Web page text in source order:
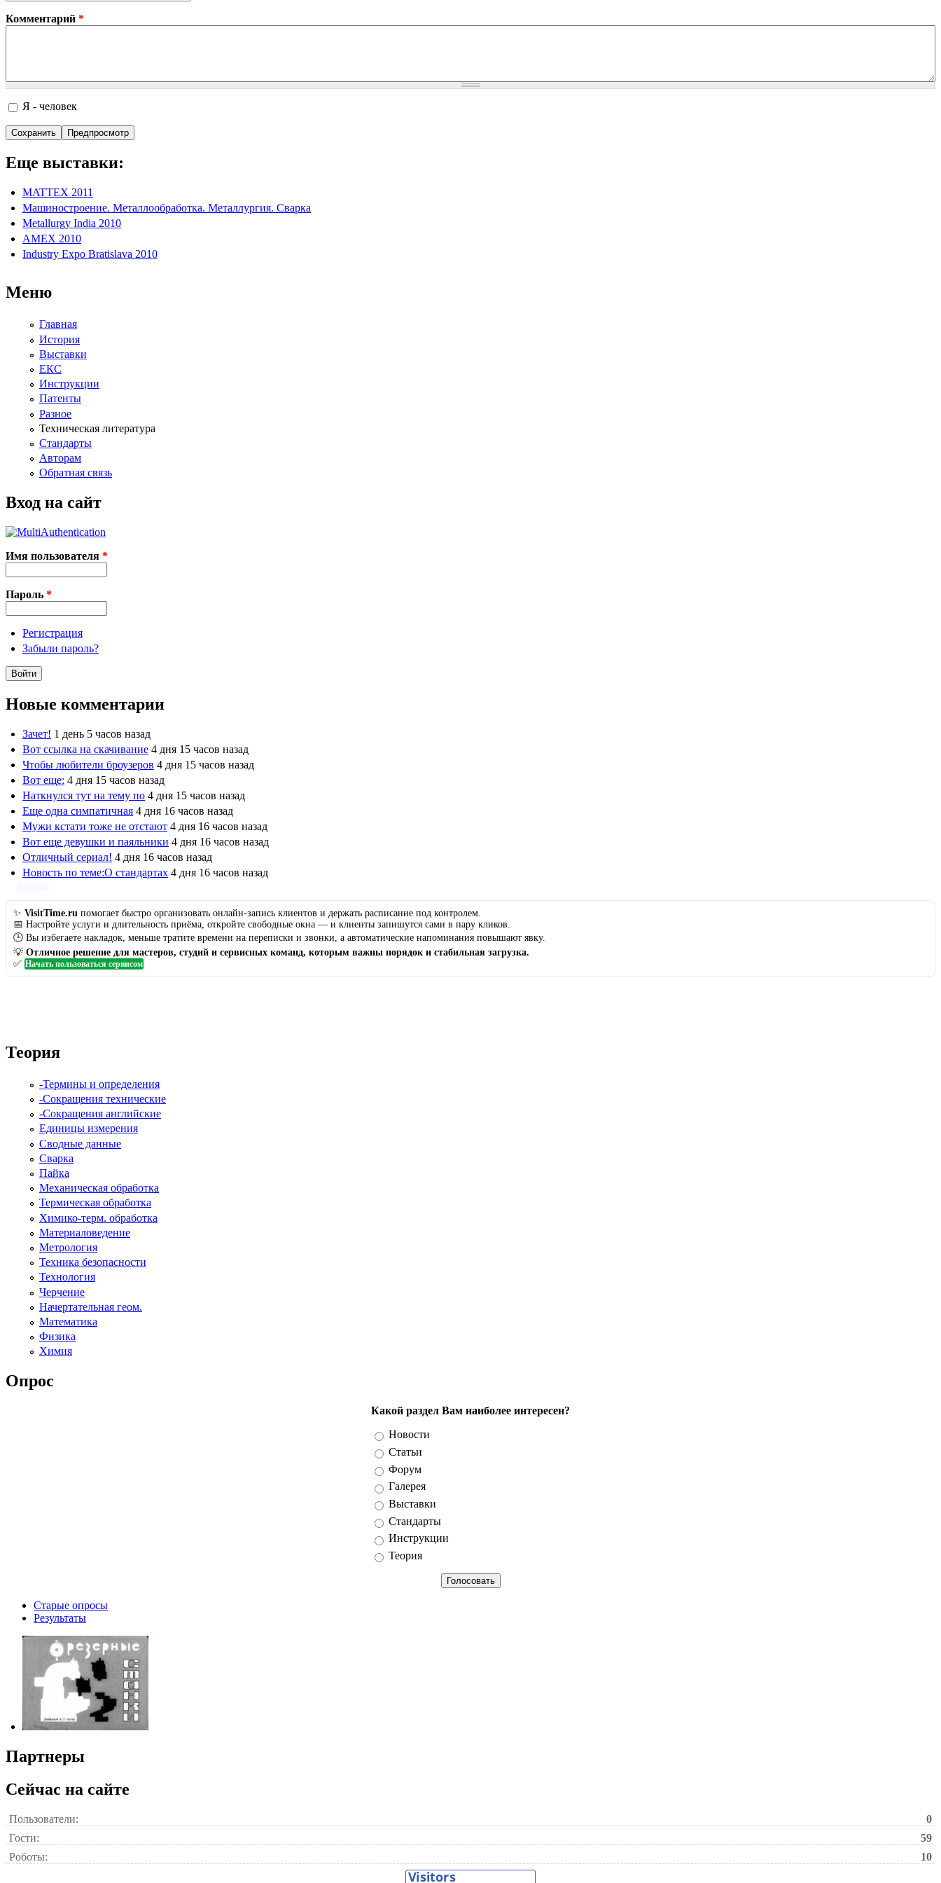
Комментарий *
Я - человек
Еще выставки:
MATTEX 2011
Машиностроение. Металлообработка. Металлургия. Сварка
Metallurgy India 2010
AMEX 2010
Industry Expo Bratislava 2010
Меню
Главная
История
Выставки
ЕКС
Инструкции
Патенты
Разное
Техническая литература
Стандарты
Авторам
Обратная связь
Вход на сайт
Имя пользователя *
Пароль *
Регистрация
Забыли пароль?
Новые комментарии
Зачет! 1 день 5 часов назад
Вот ссылка на скачивание 4 дня 15 часов назад
Чтобы любители броузеров 4 дня 15 часов назад
Вот еще: 4 дня 15 часов назад
Наткнулся тут на тему по 4 дня 15 часов назад
Еще одна симпатичная 4 дня 16 часов назад
Мужи кстати тоже не отстают 4 дня 16 часов назад
Вот еще девушки и паяльники 4 дня 16 часов назад
Отличный сериал! 4 дня 16 часов назад
Новость по теме:О стандартах 4 дня 16 часов назад
✨ VisitTime.ru помогает быстро организовать онлайн-запись клиентов и держать расписание под контролем.
📅 Настройте услуги и длительность приёма, откройте свободные окна — и клиенты запишутся сами в пару кликов.
🕒 Вы избегаете накладок, меньше тратите времени на переписки и звонки, а автоматические напоминания повышают явку.
💡 Отличное решение для мастеров, студий и сервисных команд, которым важны порядок и стабильная загрузка.
✅ Начать пользоваться сервисом
Теория
-Термины и определения
-Сокращения технические
-Сокращения английские
Единицы измерения
Сводные данные
Сварка
Пайка
Механическая обработка
Термическая обработка
Химико-терм. обработка
Материаловедение
Метрология
Техника безопасности
Технология
Черчение
Начертательная геом.
Математика
Физика
Химия
Опрос
Какой раздел Вам наиболее интересен?
Варианты
Новости
Статьи
Форум
Галерея
Выставки
Стандарты
Инструкции
Теория
Старые опросы
Результаты
Партнеры
Сейчас на сайте
Пользователи:
0
Гости:
59
Роботы:
10